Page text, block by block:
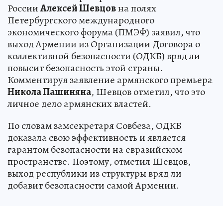
РоссииАлексей Шевцовна полях
Петербургского международного
экономического форума (ПМЭФ) заявил, что
выход Армении из Организации Договора о
коллективной безопасности (ОДКБ) вряд ли
повысит безопасность этой страны.
Комментируя заявление армянского премьера
Никола Пашиняна, Шевцов отметил, что это
личное дело армянских властей.
По словам замсекретаря Совбеза, ОДКБ
доказала свою эффективность и является
гарантом безопасности на евразийском
пространстве. Поэтому, отметил Шевцов,
выход республики из структуры вряд ли
добавит безопасности самой Армении.